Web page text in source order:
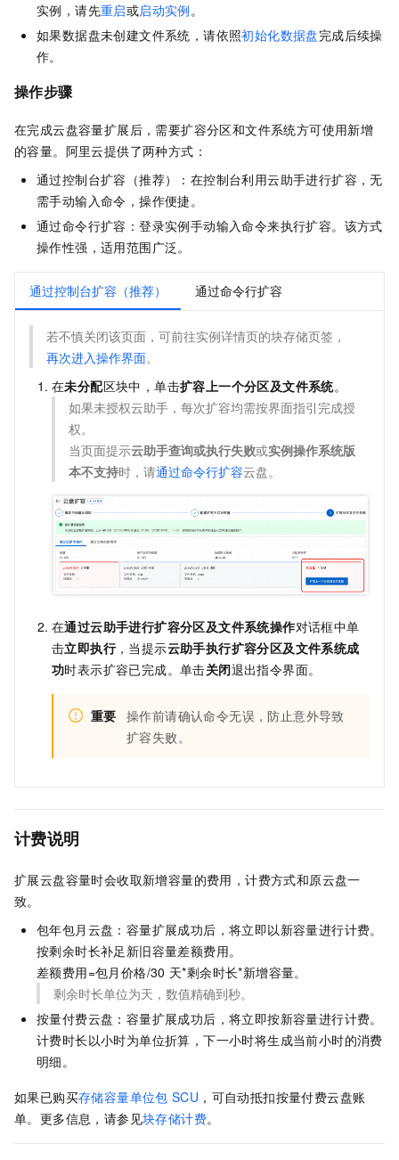
实例，请先重启或启动实例。
如果数据盘未创建文件系统，请依照初始化数据盘完成后续操
作。
操作步骤
在完成云盘容量扩展后，需要扩容分区和文件系统方可使用新增
的容量。阿里云提供了两种方式：
通过控制台扩容（推荐）：在控制台利用云助手进行扩容，无
需手动输入命令，操作便捷。
通过命令行扩容：登录实例手动输入命令来执行扩容。该方式
操作性强，适用范围广泛。
通过控制台扩容（推荐） 通过命令行扩容
若不慎关闭该页面，可前往实例详情页的块存储页签，
再次进入操作界面。
在未分配区块中，单击扩容上一个分区及文件系统。
如果未授权云助手，每次扩容均需按界面指引完成授
权。
当页面提示云助手查询或执行失败或实例操作系统版
本不支持时，请通过命令行扩容云盘。
在通过云助手进行扩容分区及文件系统操作对话框中单
击立即执行，当提示云助手执行扩容分区及文件系统成
功时表示扩容已完成。单击关闭退出指令界面。
重要 操作前请确认命令无误，防止意外导致
扩容失败。
计费说明
扩展云盘容量时会收取新增容量的费用，计费方式和原云盘一
致。
包年包月云盘：容量扩展成功后，将立即以新容量进行计费。
按剩余时长补足新旧容量差额费用。
差额费用=包月价格/30 天*剩余时长*新增容量。
剩余时长单位为天，数值精确到秒。
按量付费云盘：容量扩展成功后，将立即按新容量进行计费。
计费时长以小时为单位折算，下一小时将生成当前小时的消费
明细。
如果已购买存储容量单位包 SCU ，可自动抵扣按量付费云盘账
单。更多信息，请参见块存储计费。